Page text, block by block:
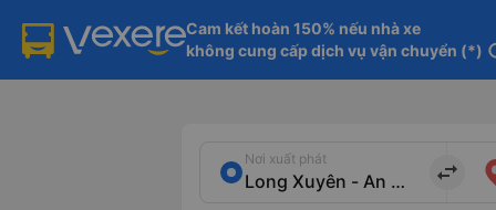
Cam kết hoàn 150% nếu nhà xe
không cung cấp dịch vụ vận chuyển (*)
Nơi xuất phát
import_export